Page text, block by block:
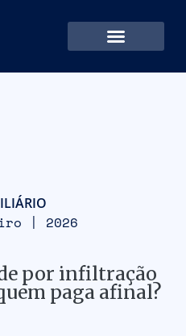
| 2026
por infiltração
paga afinal?